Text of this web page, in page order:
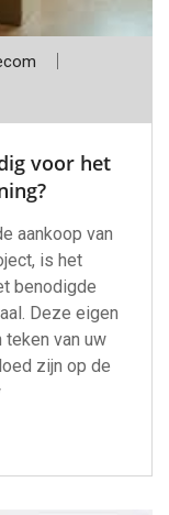
voor het
aankoop van
is het
benodigde
Deze eigen
van uw
zijn op de